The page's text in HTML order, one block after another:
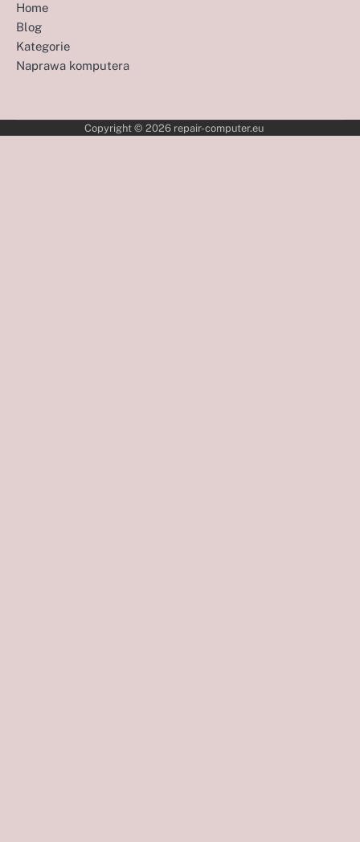
Home
Blog
Kategorie
Naprawa komputera
Copyright © 2026 repair-computer.eu